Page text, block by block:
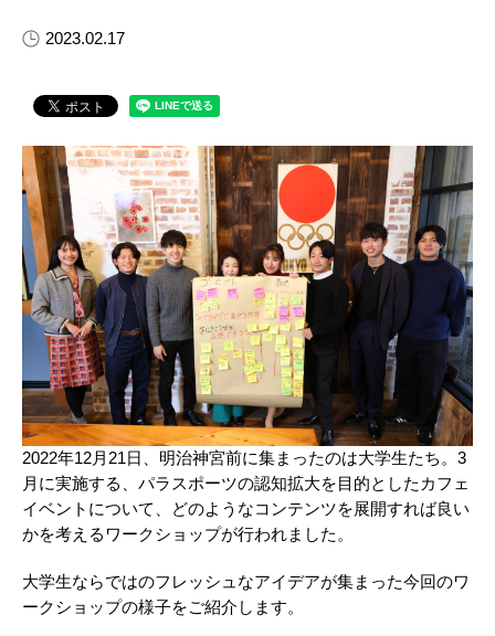
2023.02.17
2022年12月21日、明治神宮前に集まったのは大学生たち。3
月に実施する、パラスポーツの認知拡大を目的としたカフェ
イベントについて、どのようなコンテンツを展開すれば良い
かを考えるワークショップが行われました。
大学生ならではのフレッシュなアイデアが集まった今回のワ
ークショップの様子をご紹介します。